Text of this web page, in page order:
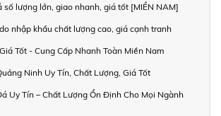
số lượng lớn, giao nhanh, giá tốt [MIỀN NAM]
nhập khẩu chất lượng cao, giá cạnh tranh
Tốt - Cung Cấp Nhanh Toàn Miền Nam
Ninh Uy Tín, Chất Lượng, Giá Tốt
Uy Tín – Chất Lượng Ổn Định Cho Mọi Ngành